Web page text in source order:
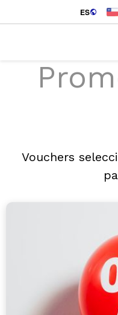
ES
Vouchers